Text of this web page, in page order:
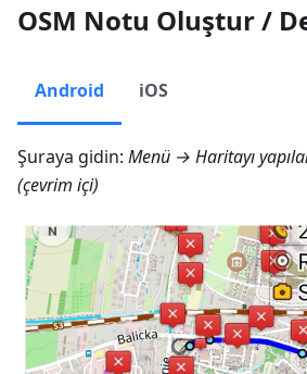
OSM Notu Oluştur /
Android iOS
Şuraya gidin: Menü → Haritayı
(çevrim içi)